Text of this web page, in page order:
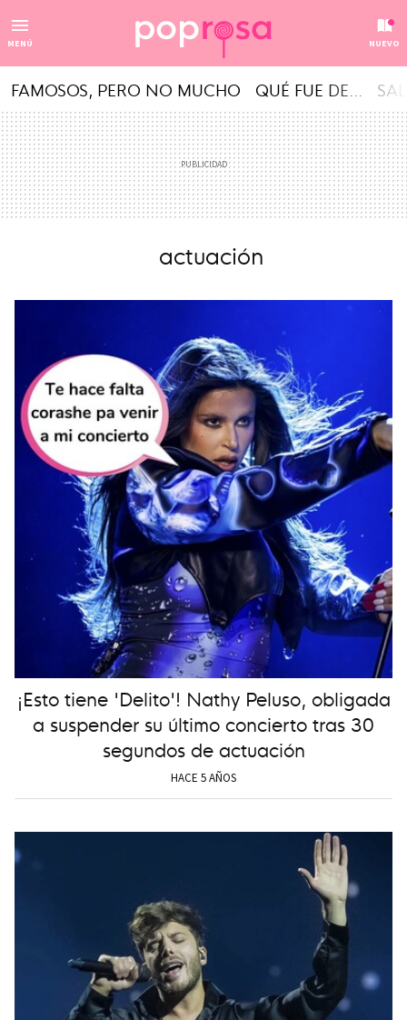
MENÚ NUEVO
FAMOSOS, PERO NO MUCHO QUÉ FUE DE...
actuación
¡Esto tiene 'Delito'! Nathy Peluso, obligada
a suspender su último concierto tras 30
segundos de actuación
HACE 5 AÑOS